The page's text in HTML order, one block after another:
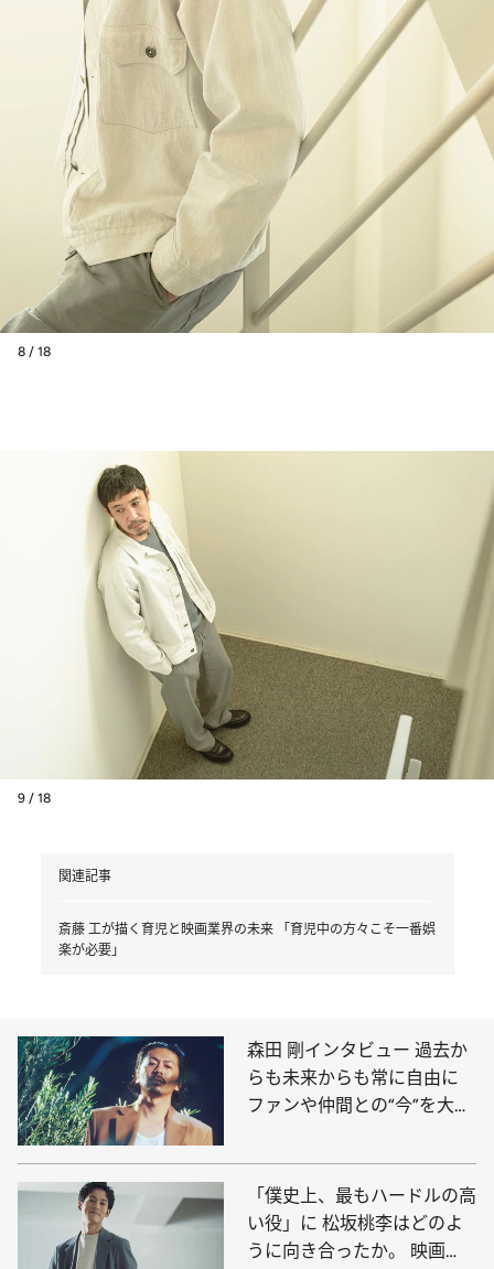
8 / 18
9 / 18
関連記事
斎藤 工が描く育児と映画業界の未来 「育児中の方々こそ一番娯
楽が必要」
森田 剛インタビュー 過去か
らも未来からも常に自由に
ファンや仲間との“今”を大切
「僕史上、最もハードルの高
い役」に 松坂桃李はどのよ
うに向き合ったか。 映画